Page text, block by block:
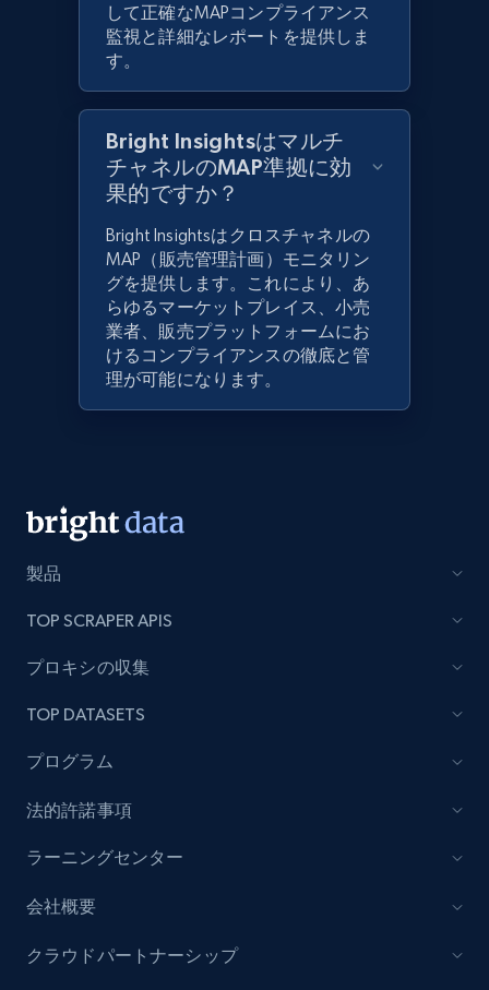
して正確なMAPコンプライアンス
監視と詳細なレポートを提供しま
す。
Bright Insightsはマルチ
チャネルのMAP準拠に効
果的ですか？
Bright Insightsはクロスチャネルの
MAP（販売管理計画）モニタリン
グを提供します。これにより、あ
らゆるマーケットプレイス、小売
業者、販売プラットフォームにお
けるコンプライアンスの徹底と管
理が可能になります。
製品
TOP SCRAPER APIS
プロキシの収集
TOP DATASETS
プログラム
法的許諾事項
ラーニングセンター
会社概要
クラウドパートナーシップ